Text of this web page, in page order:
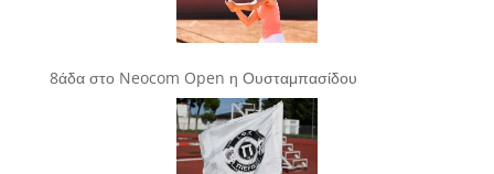
8άδα στο Neocom Open η Ουσταμπασίδου